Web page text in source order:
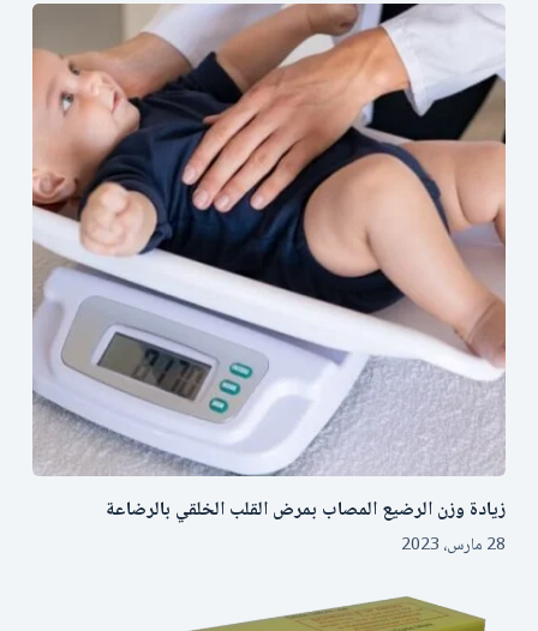
زيادة وزن الرضيع المصاب بمرض القلب الخلقي بالرضاعة
28 مارس، 2023